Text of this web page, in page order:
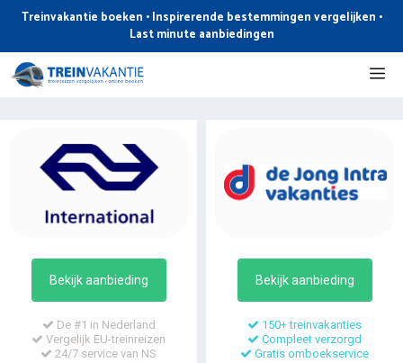
de
inhoud
Treinvakantie boeken • Inspirerende bestemmingen vergelijken •
Last minute aanbiedingen
Bekijk aanbieding
De #1 in Nederland
Vergelijk EU-treinreizen
24/7 service van NS
Bekijk aanbieding
150+ treinvakanties
Compleet verzorgd
Gratis omboekservice